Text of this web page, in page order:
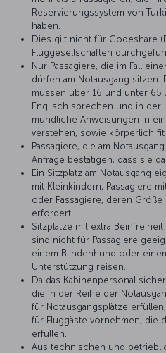
Reservierungssystem von
haben.
Dies gilt nicht für Codeshare
Fluggesellschaften
Nur Passagiere, die im Fall
dürfen am Notausgang sitzen.
müssen über 16 und unter 65
Englisch sprechen und in der
mündliche Anweisungen in
verstehen, sowie körperlich
Passagiere, die am
Anfrage bestätigen, dass sie
Ein Sitzplatz am Notausgang
mit Kleinkindern, Passagiere
oder Passagiere, deren
erfordert.
Sitzplätze mit extra
sind nicht für Passagiere
einem Blindenhund oder
Unterstützung reisen.
Da das Kabinenpersonal
die in der Reihe der
für Notausgangsplätze
für Fluggäste vornehmen, die
erfüllen.
Aus technischen und